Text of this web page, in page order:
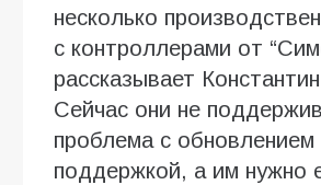
несколько
с контроллерами от
рассказывает
Сейчас они не
проблема с обновлением
поддержкой, а им нужно